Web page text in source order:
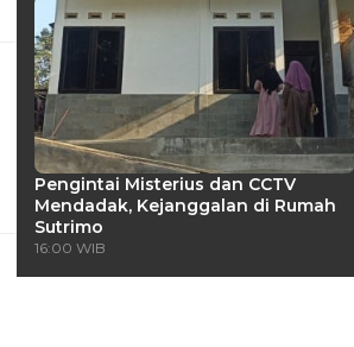
Pengintai Misterius dan CCTV
Mendadak, Kejanggalan di Rumah
Sutrimo
16:00 WIB